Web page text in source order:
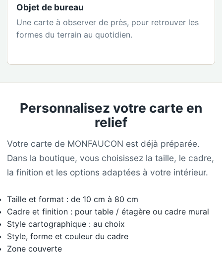
Objet de bureau
Une carte à observer de près, pour retrouver les
formes du terrain au quotidien.
Personnalisez votre carte en
relief
Votre carte de MONFAUCON est déjà préparée.
Dans la boutique, vous choisissez la taille, le cadre,
la finition et les options adaptées à votre intérieur.
Taille et format : de 10 cm à 80 cm
Cadre et finition : pour table / étagère ou cadre mural
Style cartographique : au choix
Style, forme et couleur du cadre
Zone couverte